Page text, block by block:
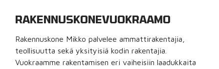
RAKENNUSKONEVUOKRAAMO
Rakennuskone Mikko palvelee ammattirakentajia,
teollisuutta sekä yksityisiä kodin rakentajia.
Vuokraamme rakentamisen eri vaiheisiin laadukkaita
TRAKTORIT JA PYÖRÖKUORMAAJAT